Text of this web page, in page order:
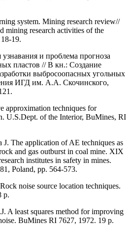
system. Mining research review//
mining research activities of the
19.
и проблема прогноза
пластов // В кн.: Создание
выбросоопасных угольных
ИГД им. А.А. Скочинского,
approximation techniques for
U.S.Dept. of the Interior, BuMines, RI
J. The application of AE techniques as
and gas outburst in coal mine. XIX
institutes in safety in mines.
Poland, pp. 564-573.
noise source location techniques.
p.
A least squares method for improving
BuMines RI 7627, 1972. 19 p.